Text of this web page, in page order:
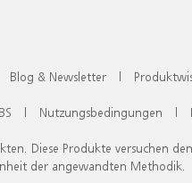
Blog & Newsletter |
| Nutzungsbedingungen |
Diese Produkte versuchen
der angewandten Methodik.